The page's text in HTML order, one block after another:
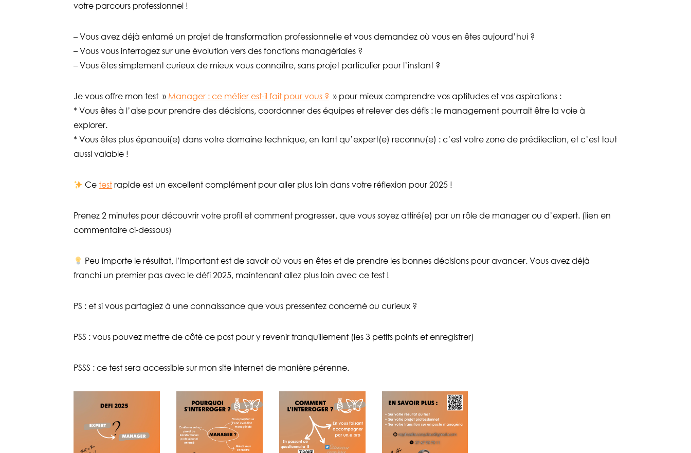
votre parcours professionnel !
– Vous avez déjà entamé un projet de transformation professionnelle et vous demandez où vous en êtes aujourd’hui ?
– Vous vous interrogez sur une évolution vers des fonctions managériales ?
– Vous êtes simplement curieux de mieux vous connaître, sans projet particulier pour l’instant ?
Je vous offre mon test » Manager : ce métier est-il fait pour vous ? » pour mieux comprendre vos aptitudes et vos aspirations :
* Vous êtes à l’aise pour prendre des décisions, coordonner des équipes et relever des défis : le management pourrait être la voie à
explorer.
* Vous êtes plus épanoui(e) dans votre domaine technique, en tant qu’expert(e) reconnu(e) : c’est votre zone de prédilection, et c’est tout
aussi valable !
Cetest rapide est un excellent complément pour aller plus loin dans votre réflexion pour 2025 !
Prenez 2 minutes pour découvrir votre profil et comment progresser, que vous soyez attiré(e) par un rôle de manager ou d’expert. (lien en
commentaire ci-dessous)
Peu importe le résultat, l’important est de savoir où vous en êtes et de prendre les bonnes décisions pour avancer. Vous avez déjà
franchi un premier pas avec le défi 2025, maintenant allez plus loin avec ce test !
PS : et si vous partagiez à une connaissance que vous pressentez concerné ou curieux ?
PSS : vous pouvez mettre de côté ce post pour y revenir tranquillement (les 3 petits points et enregistrer)
PSSS : ce test sera accessible sur mon site internet de manière pérenne.